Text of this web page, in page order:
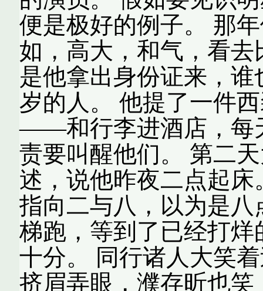
便是极好的例子。 那
如，高大，和气，看
是他拿出身份证来，
岁的人。 他提了一件
——和行李进酒店，每
责要叫醒他们。 第二
述，说他昨夜二点起
指向二与八，以为是
梯跑，等到了已经打
十分。 同行诸人大笑
挤眉弄眼，濮存昕也